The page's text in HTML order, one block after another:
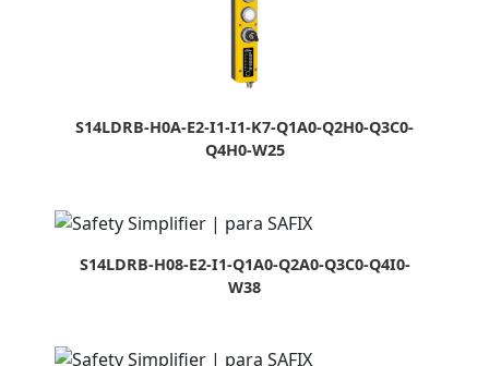
S14LDRB-H0A-E2-I1-I1-K7-Q1A0-Q2H0-Q3C0-
Q4H0-W25
S14LDRB-H08-E2-I1-Q1A0-Q2A0-Q3C0-Q4I0-
W38